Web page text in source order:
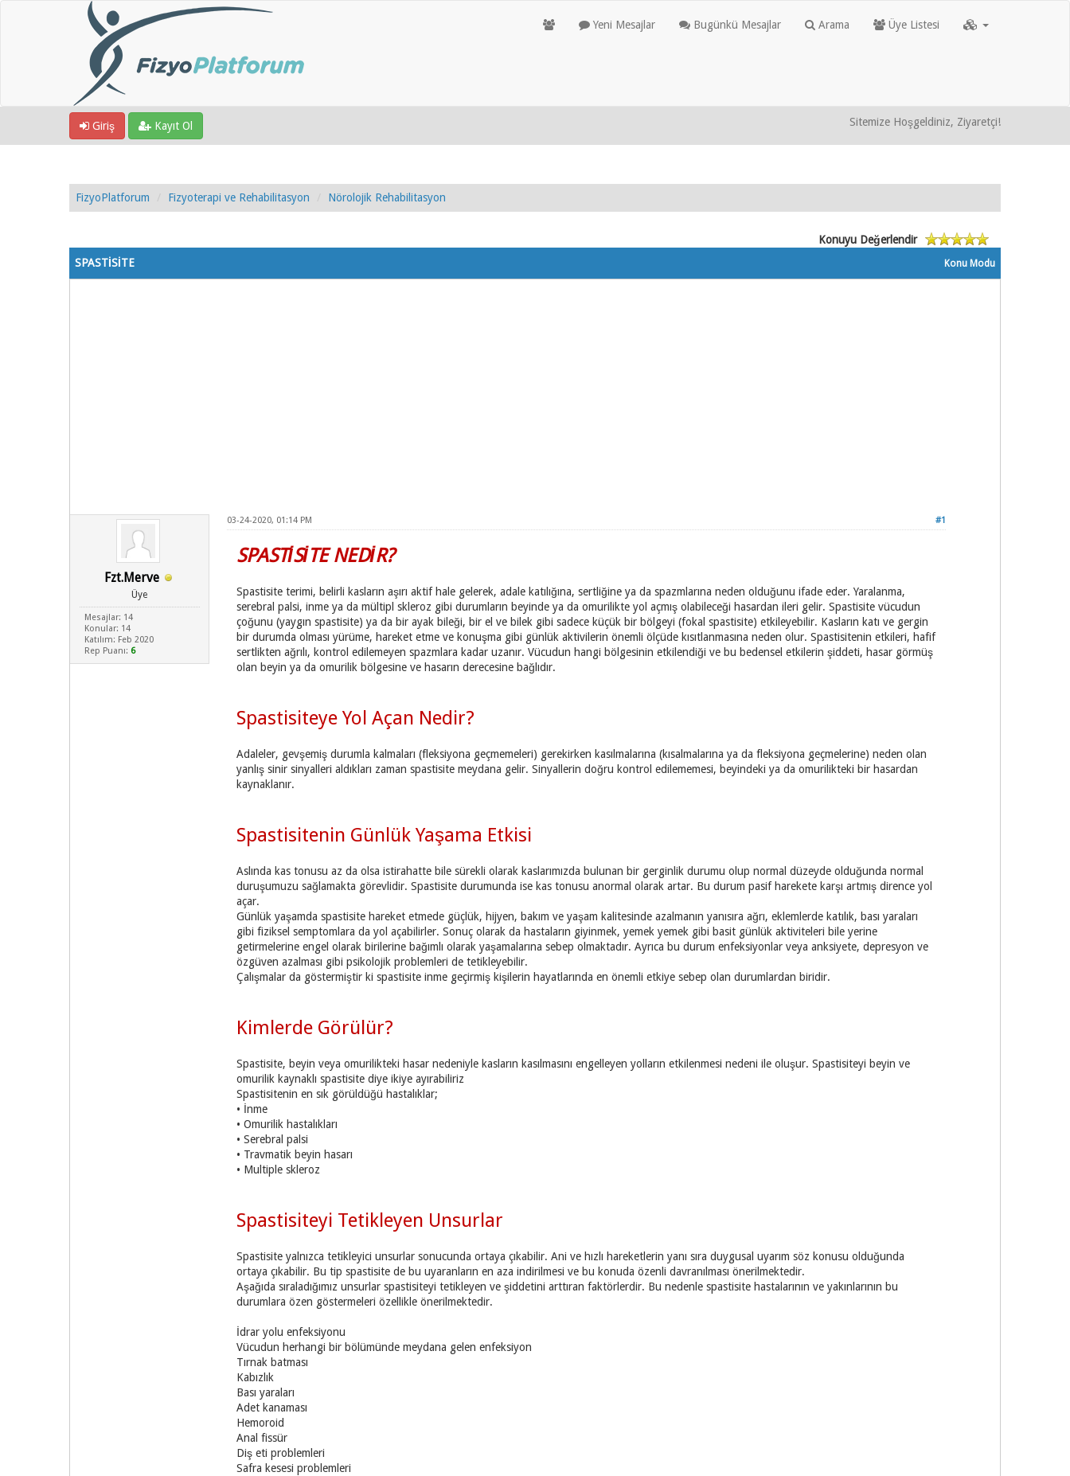
Yeni Mesajlar Bugünkü Mesajlar Arama Üye Listesi
Giriş Kayıt Ol Sitemize Hoşgeldiniz, Ziyaretçi!
FizyoPlatforum Fizyoterapi ve Rehabilitasyon Nörolojik Rehabilitasyon
Konuyu Değerlendir
Konu Modu
SPASTİSİTE
Fzt.Merve
Üye
Mesajlar: 14
Konular: 14
Katılım: Feb 2020
Rep Puanı: 6
#1
03-24-2020, 01:14 PM
SPASTİSİTE NEDİR?
Spastisite terimi, belirli kasların aşırı aktif hale gelerek, adale katılığına, sertliğine ya da spazmlarına neden olduğunu ifade eder. Yaralanma,
serebral palsi, inme ya da mültipl skleroz gibi durumların beyinde ya da omurilikte yol açmış olabileceği hasardan ileri gelir. Spastisite vücudun
çoğunu (yaygın spastisite) ya da bir ayak bileği, bir el ve bilek gibi sadece küçük bir bölgeyi (fokal spastisite) etkileyebilir. Kasların katı ve gergin
bir durumda olması yürüme, hareket etme ve konuşma gibi günlük aktivilerin önemli ölçüde kısıtlanmasına neden olur. Spastisitenin etkileri, hafif
sertlikten ağrılı, kontrol edilemeyen spazmlara kadar uzanır. Vücudun hangi bölgesinin etkilendiği ve bu bedensel etkilerin şiddeti, hasar görmüş
olan beyin ya da omurilik bölgesine ve hasarın derecesine bağlıdır.
Spastisiteye Yol Açan Nedir?
Adaleler, gevşemiş durumla kalmaları (fleksiyona geçmemeleri) gerekirken kasılmalarına (kısalmalarına ya da fleksiyona geçmelerine) neden olan
yanlış sinir sinyalleri aldıkları zaman spastisite meydana gelir. Sinyallerin doğru kontrol edilememesi, beyindeki ya da omurilikteki bir hasardan
kaynaklanır.
Spastisitenin Günlük Yaşama Etkisi
Aslında kas tonusu az da olsa istirahatte bile sürekli olarak kaslarımızda bulunan bir gerginlik durumu olup normal düzeyde olduğunda normal
duruşumuzu sağlamakta görevlidir. Spastisite durumunda ise kas tonusu anormal olarak artar. Bu durum pasif harekete karşı artmış dirence yol
açar.
Günlük yaşamda spastisite hareket etmede güçlük, hijyen, bakım ve yaşam kalitesinde azalmanın yanısıra ağrı, eklemlerde katılık, bası yaraları
gibi fiziksel semptomlara da yol açabilirler. Sonuç olarak da hastaların giyinmek, yemek yemek gibi basit günlük aktiviteleri bile yerine
getirmelerine engel olarak birilerine bağımlı olarak yaşamalarına sebep olmaktadır. Ayrıca bu durum enfeksiyonlar veya anksiyete, depresyon ve
özgüven azalması gibi psikolojik problemleri de tetikleyebilir.
Çalışmalar da göstermiştir ki spastisite inme geçirmiş kişilerin hayatlarında en önemli etkiye sebep olan durumlardan biridir.
Kimlerde Görülür?
Spastisite, beyin veya omurilikteki hasar nedeniyle kasların kasılmasını engelleyen yolların etkilenmesi nedeni ile oluşur. Spastisiteyi beyin ve
omurilik kaynaklı spastisite diye ikiye ayırabiliriz
Spastisitenin en sık görüldüğü hastalıklar;
• İnme
• Omurilik hastalıkları
• Serebral palsi
• Travmatik beyin hasarı
• Multiple skleroz
Spastisiteyi Tetikleyen Unsurlar
Spastisite yalnızca tetikleyici unsurlar sonucunda ortaya çıkabilir. Ani ve hızlı hareketlerin yanı sıra duygusal uyarım söz konusu olduğunda
ortaya çıkabilir. Bu tip spastisite de bu uyaranların en aza indirilmesi ve bu konuda özenli davranılması önerilmektedir.
Aşağıda sıraladığımız unsurlar spastisiteyi tetikleyen ve şiddetini arttıran faktörlerdir. Bu nedenle spastisite hastalarının ve yakınlarının bu
durumlara özen göstermeleri özellikle önerilmektedir.
İdrar yolu enfeksiyonu
Vücudun herhangi bir bölümünde meydana gelen enfeksiyon
Tırnak batması
Kabızlık
Bası yaraları
Adet kanaması
Hemoroid
Anal fissür
Diş eti problemleri
Safra kesesi problemleri